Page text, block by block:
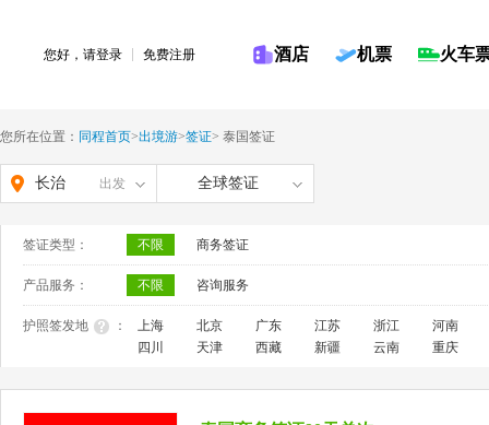
您好，请登录 免费注册 酒店 机票 火车
您所在位置： 同程首页>出境游>签证> 泰国签证
长治 出发 全球签证
签证类型： 不限 商务签证
产品服务： 不限 咨询服务
护照签发地 ： 上海 北京 广东 江苏 浙江
河南
四川
天津 西藏 新疆 云南 重庆